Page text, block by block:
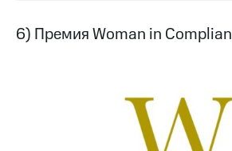
6) Премия Woman in